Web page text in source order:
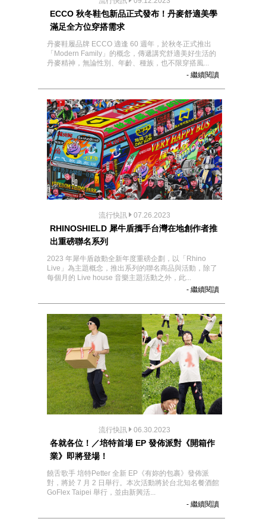
ECCO 秋冬鞋包新品正式發布！丹麥舒適美學
滿足全方位穿搭需求
丹麥鞋履品牌 ECCO 適逢 60 週年，於秋冬正式推出
「Modern Family」的概念，傳遞講究舒適美好生活的
丹麥精神，無論性別、年齡、種族，也不限穿搭風...
- 繼續閱讀
流行快訊 07.26.2023
RHINOSHIELD 犀牛盾攜手台灣在地創作者推
出重磅聯名系列
2023 年犀牛盾啟動全新年度重磅企劃，以「Rhino
Live」為主題概念，推出系列的聯名商品與活動，除了
每個月的 Live house 音樂主題活動之外，此...
- 繼續閱讀
流行快訊 06.30.2023
各就各位！／培特首場 EP 發佈派對《開箱作
業》即將登場！
饒舌歌手 培特Petter 全新 EP《有妳的包裹》發佈派
對，將於 7 月 2 日舉行。本次活動將於台北知名餐酒館
GoFlex Taipei 舉行，並由新興活...
- 繼續閱讀